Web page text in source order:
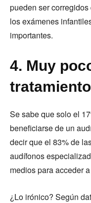
pueden ser
los exámenes
importantes.
4. Muy
tratamiento
Se sabe que solo el
beneficiarse de un
decir que el 83% de
audífonos
medios para acceder
¿Lo irónico? Según